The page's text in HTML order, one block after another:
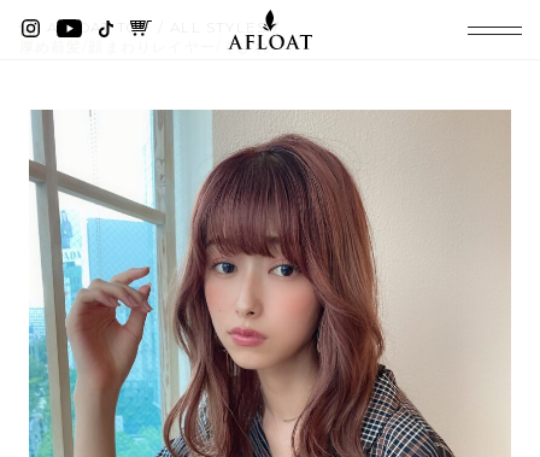
AFLOAT TOP
ALL STYLES
厚め前髪/顔まわりレイヤー/くびれヘア